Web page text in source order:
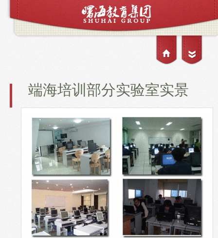
报名
REGISTER
活动
EVENTS
讲师
ENGINEER
端海培训部分实验室实景